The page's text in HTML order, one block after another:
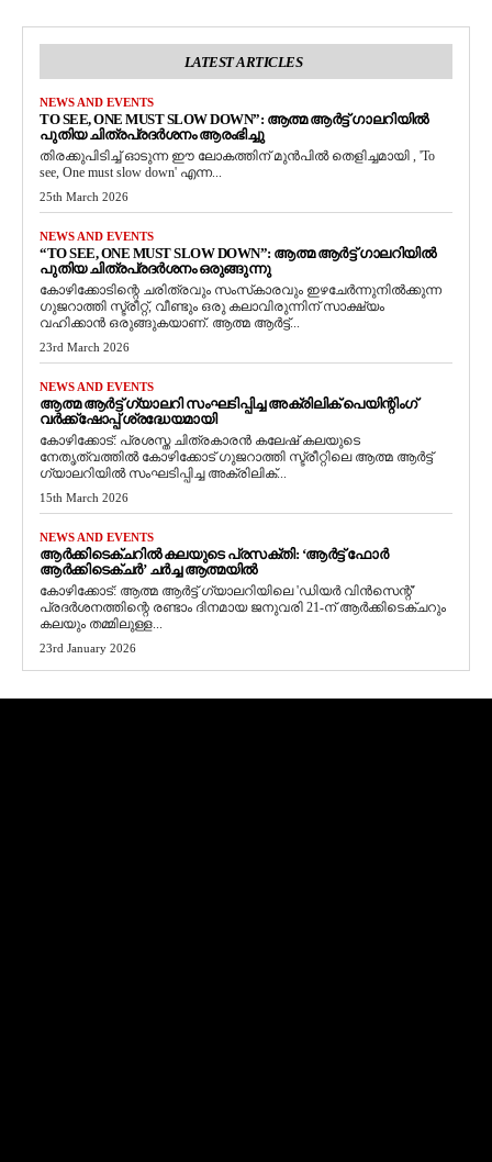
LATEST ARTICLES
NEWS AND EVENTS
TO SEE, ONE MUST SLOW DOWN”: ആത്മ ആർട്ട് ഗാലറിയിൽ
പുതിയ ചിത്രപ്രദർശനം ആരംഭിച്ചു
തിരക്കുപിടിച്ച് ഓടുന്ന ഈ ലോകത്തിന് മുൻപിൽ തെളിച്ചമായി , 'To
see, One must slow down' എന്ന...
25th March 2026
NEWS AND EVENTS
“TO SEE, ONE MUST SLOW DOWN”: ആത്മ ആർട്ട് ഗാലറിയിൽ
പുതിയ ചിത്രപ്രദർശനം ഒരുങ്ങുന്നു
കോഴിക്കോടിന്റെ ചരിത്രവും സംസ്‌കാരവും ഇഴചേർന്നുനിൽക്കുന്ന
ഗുജറാത്തി സ്ട്രീറ്റ്, വീണ്ടും ഒരു കലാവിരുന്നിന് സാക്ഷ്യം
വഹിക്കാൻ ഒരുങ്ങുകയാണ്. ആത്മ ആർട്ട്...
23rd March 2026
NEWS AND EVENTS
ആത്മ ആർട്ട് ഗ്യാലറി സംഘടിപ്പിച്ച അക്രിലിക് പെയിന്റിംഗ്
വർക്ക്‌ഷോപ്പ് ശ്രദ്ധേയമായി
കോഴിക്കോട്: പ്രശസ്ത ചിത്രകാരൻ കലേഷ് കലയുടെ
നേതൃത്വത്തിൽ കോഴിക്കോട് ഗുജറാത്തി സ്ട്രീറ്റിലെ ആത്മ ആർട്ട്
ഗ്യാലറിയിൽ സംഘടിപ്പിച്ച അക്രിലിക്...
15th March 2026
NEWS AND EVENTS
ആർക്കിടെക്ചറിൽ കലയുടെ പ്രസക്തി: ‘ആർട്ട് ഫോർ
ആർക്കിടെക്ചർ’ ചർച്ച ആത്മയിൽ
​കോഴിക്കോട്: ആത്മ ആർട്ട് ഗ്യാലറിയിലെ 'ഡിയർ വിൻസെന്റ്'
പ്രദർശനത്തിന്റെ രണ്ടാം ദിനമായ ജനുവരി 21-ന് ആർക്കിടെക്ചറും
കലയും തമ്മിലുള്ള...
23rd January 2026